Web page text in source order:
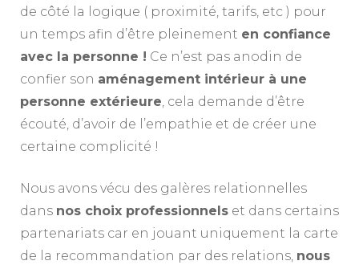
de côté la logique ( proximité, tarifs, etc ) pour
un temps afin d’être pleinement en confiance
avec la personne ! Ce n’est pas anodin de
confier son aménagement intérieur à une
personne extérieure , cela demande d’être
écouté, d’avoir de l’empathie et de créer une
certaine complicité !
Nous avons vécu des galères relationnelles
dans nos choix professionnels et dans certains
partenariats car en jouant uniquement la carte
de la recommandation par des relations, nous